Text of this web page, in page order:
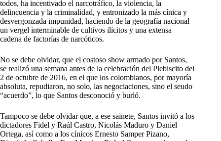
todos, ha incentivado el narcotráfico, la violencia, la
delincuencia y la criminalidad, y entronizado la más cínica y
desvergonzada impunidad, haciendo de la geografía nacional
un vergel interminable de cultivos ilícitos y una extensa
cadena de factorías de narcóticos.
No se debe olvidar, que el costoso show armado por Santos,
se realizó una semana antes de la celebración del Plebiscito del
2 de octubre de 2016, en el que los colombianos, por mayoría
absoluta, repudiaron, no solo, las negociaciones, sino el seudo
“acuerdo”, lo que Santos desconoció y burló.
Tampoco se debe olvidar que, a ese sainete, Santos invitó a los
dictadores Fidel y Raúl Castro, Nicolás Maduro y Daniel
Ortega, así como a los cínicos Ernesto Samper Pizano,